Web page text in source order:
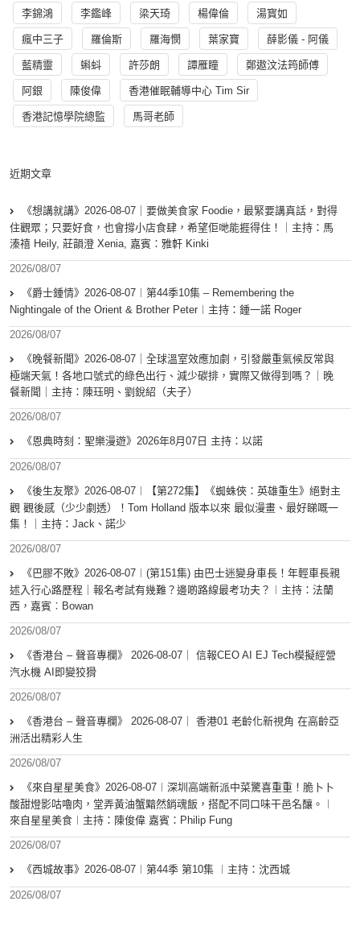
李錦鴻 李鑑峰 梁天琦 楊偉倫 湯寳如
瘋中三子 羅倫斯 羅海憫 葉家寶 薛影儀 - 阿儀
藍精靈 蝌蚪 許莎朗 譚雁瞳 鄭遨汶法筠師傅
阿銀 陳俊偉 香港催眠輔導中心 Tim Sir
香港記憶學院總監 馬哥老師
近期文章
《想講就講》2026-08-07｜要做美食家 Foodie，最緊要講真話，對得
住觀眾；只要好食，也會撐小店食肆，希望佢哋能捱得住！｜主持：馬
溱禧 Heily, 莊韻澄 Xenia, 嘉賓：雅軒 Kinki
2026/08/07
《爵士鍾情》2026-08-07︱第44季10集 – Remembering the
Nightingale of the Orient & Brother Peter︱主持：鍾一諾 Roger
2026/08/07
《晚餐新聞》2026-08-07｜全球溫室效應加劇，引發嚴重氣候反常與
極端天氣！各地口號式的綠色出行、減少碳排，實際又做得到嗎？｜晚
餐新聞｜主持：陳珏明、劉銳紹（夫子）
2026/08/07
《恩典時刻：聖樂漫遊》2026年8月07日 主持：以諾
2026/08/07
《後生友聚》2026-08-07︱【第272集】《蜘蛛俠：英雄重生》絕對主
觀 觀後感（少少劇透）！Tom Holland 版本以來 最似漫畫、最好睇嘅一
集！｜主持：Jack、諾少
2026/08/07
《巴膠不敗》2026-08-07︱(第151集) 由巴士迷變身車長！年輕車長親
述入行心路歷程｜報名考試有幾難？邊啲路線最考功夫？︱主持：法蘭
西，嘉賓︰Bowan
2026/08/07
《香港台 – 聲音專欄》 2026-08-07｜ 信報CEO AI EJ Tech模擬經營
汽水機 AI即變狡猾
2026/08/07
《香港台 – 聲音專欄》 2026-08-07｜ 香港01 老齡化新視角 在高齡亞
洲活出精彩人生
2026/08/07
《來自星星美食》2026-08-07︱深圳高端新派中菜驚喜重重！脆卜卜
酸甜燈影咕嚕肉，堂弄黃油蟹黯然銷魂飯，搭配不同口味干邑名釀。︱
來自星星美食︱主持：陳俊偉 嘉賓：Philip Fung
2026/08/07
《西城故事》2026-08-07︱第44季 第10集 ︱主持：沈西城
2026/08/07